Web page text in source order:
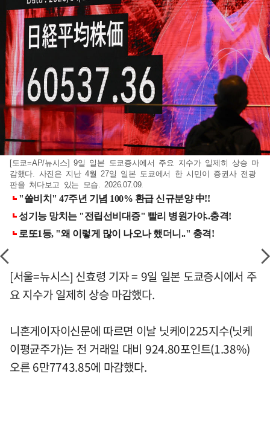
[도쿄=AP/뉴시스] 9일 일본 도쿄증시에서 주요 지수가 일제히 상승 마
감했다. 사진은 지난 4월 27일 일본 도쿄에서 한 시민이 증권사 전광
판을 쳐다보고 있는 모습. 2026.07.09.
[서울=뉴시스] 신효령 기자 = 9일 일본 도쿄증시에서 주
요 지수가 일제히 상승 마감했다.
니혼게이자이신문에 따르면 이날 닛케이225지수(닛케
이평균주가)는 전 거래일 대비 924.80포인트(1.38%)
오른 6만7743.85에 마감했다.